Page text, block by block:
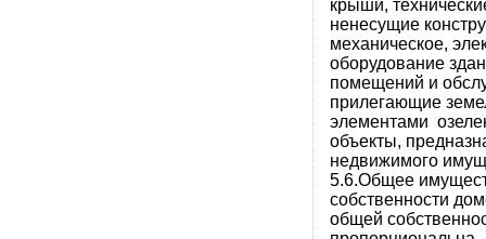
крыши,
ненесущие
механическое,
оборудование
помещений и
прилегающие
элементами
объекты,
недвижимого
5.6.Общее
собственности
общей